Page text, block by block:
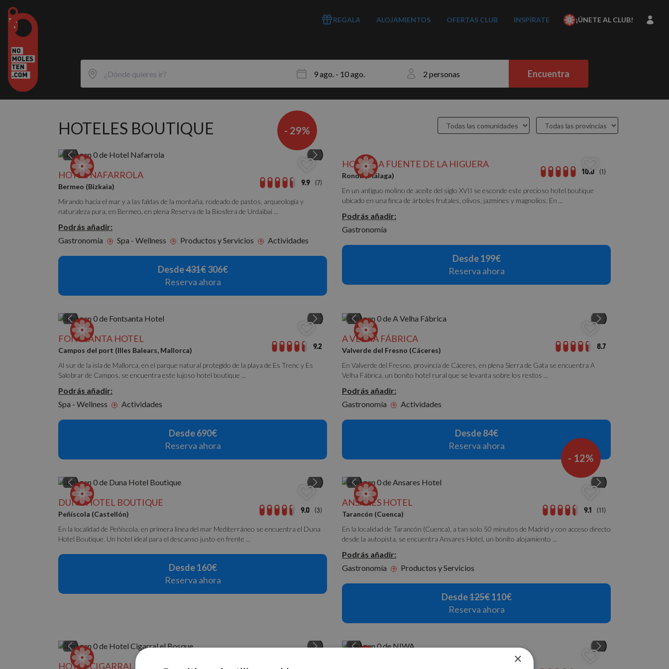
REGALA ALOJAMIENTOS OFERTAS CLUB INSPÍRATE ¡ÚNETE AL CLUB!
Encuentra
HOTELES BOUTIQUE - 29%
HOTEL NAFARROLA
Bermeo (Bizkaia) 9.9 (7)
Mirando hacia el mar y a las faldas de la montaña, rodeado de pastos, arqueología y
naturaleza pura, en Bermeo, en plena Reserva de la Biosfera de Urdaibai ...
Podrás añadir:
Gastronomía
+ Spa - Wellness + Productos y Servicios + Actividades
Desde431€306€
Reserva ahora
HOTEL LA FUENTE DE LA HIGUERA
Ronda (Málaga) 10.0 (1)
En un antiguo molino de aceite del siglo XVII se esconde este precioso hotel boutique
ubicado en una finca de árboles frutales, olivos, jazmines y magnolios. En ...
Podrás añadir:
Gastronomía
Desde 199€
Reserva ahora
FONTSANTA HOTEL
Campos del port (Illes Balears, Mallorca) 9.2
Al sur de la isla de Mallorca, en el parque natural protegido de la playa de Es Trenc y Es
Salobrar de Campos, se encuentra este lujoso hotel boutique ...
Podrás añadir:
Spa - Wellness
+ Actividades
Desde 690€
Reserva ahora
A VELHA FÁBRICA
Valverde del Fresno (Cáceres) 8.7
En Valverde del Fresno, provincia de Cáceres, en plena Sierra de Gata se encuentra A
Velha Fábrica, un bonito hotel rural que se levanta sobre los restos ...
Podrás añadir:
Gastronomía
+ Actividades
Desde 84€
Reserva ahora
DUNA HOTEL BOUTIQUE
Peñíscola (Castellón) 9.0 (3)
En la localidad de Peñíscola, en primera línea del mar Mediterráneo se encuentra el Duna
Hotel Boutique. Un hotel ideal para el descanso justo en frente ...
Desde 160€
Reserva ahora
- 12%
ANSARES HOTEL
Tarancón (Cuenca) 9.1 (11)
En la localidad de Tarancón (Cuenca), a tan solo 50 minutos de Madrid y con acceso directo
desde la autopista, se encuentra Ansares Hotel, un bonito alojamiento ...
Podrás añadir:
Gastronomía
+ Productos y Servicios
Desde125€110€
Reserva ahora
HOTEL CIGARRAL EL BOSQUE ×